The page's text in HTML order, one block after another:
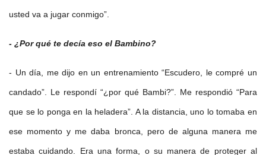
usted va a jugar conmigo”.
- ¿Por qué te decía eso el Bambino?
- Un día, me dijo en un entrenamiento “Escudero, le compré un
candado”. Le respondí “¿por qué Bambi?”. Me respondió “Para
que se lo ponga en la heladera”. A la distancia, uno lo tomaba en
ese momento y me daba bronca, pero de alguna manera me
estaba cuidando. Era una forma, o su manera de proteger al